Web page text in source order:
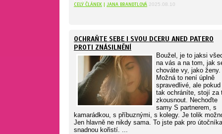
CELÝ ČLÁNEK | JANA BRANDTLOVÁ 2025.08.10
OCHRAŇTE SEBE I SVOU DCERU ANED PATERO
PROTI ZNÁSILNĚNÍ
Boužel, je to jaksi
na vás a na tom, jak
chováte vy, jako ženy.
Možná to není úplně
spravedlivé, ale pokud
tak ochráníte, stojí za
zkousnout. Nechoďte
samy S partnerem, s
kamarádkou, s příbuznými, s kolegy. Je tolik
Jen hlavně ne nikdy sama. To jste pak pro útočníka
snadnou kořistí. ...